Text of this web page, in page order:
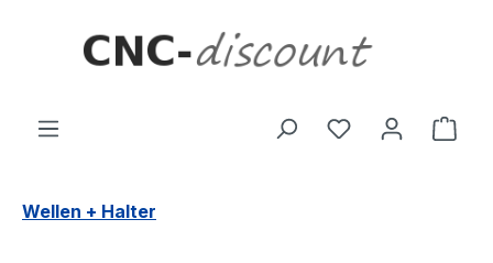
Wellen + Halter